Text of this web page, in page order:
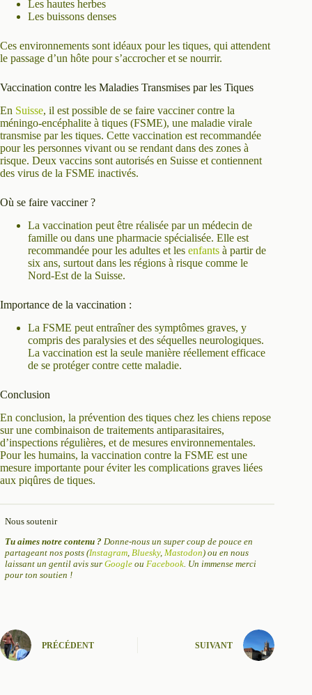
Les hautes herbes
Les buissons denses
Ces environnements sont idéaux pour les tiques, qui attendent
le passage d’un hôte pour s’accrocher et se nourrir.
Vaccination contre les Maladies Transmises par les Tiques
En Suisse, il est possible de se faire vacciner contre la
méningo-encéphalite à tiques (FSME), une maladie virale
transmise par les tiques. Cette vaccination est recommandée
pour les personnes vivant ou se rendant dans des zones à
risque. Deux vaccins sont autorisés en Suisse et contiennent
des virus de la FSME inactivés.
Où se faire vacciner ?
La vaccination peut être réalisée par un médecin de
famille ou dans une pharmacie spécialisée. Elle est
recommandée pour les adultes et les enfants à partir de
six ans, surtout dans les régions à risque comme le
Nord-Est de la Suisse.
Importance de la vaccination :
La FSME peut entraîner des symptômes graves, y
compris des paralysies et des séquelles neurologiques.
La vaccination est la seule manière réellement efficace
de se protéger contre cette maladie.
Conclusion
En conclusion, la prévention des tiques chez les chiens repose
sur une combinaison de traitements antiparasitaires,
d’inspections régulières, et de mesures environnementales.
Pour les humains, la vaccination contre la FSME est une
mesure importante pour éviter les complications graves liées
aux piqûres de tiques.
Nous soutenir
Tu aimes notre contenu ? Donne-nous un super coup de pouce en
partageant nos posts (Instagram,Bluesky,Mastodon) ou en nous
laissant un gentil avis surGoogle ouFacebook. Un immense merci
pour ton soutien !
PRÉCÉDENT SUIVANT